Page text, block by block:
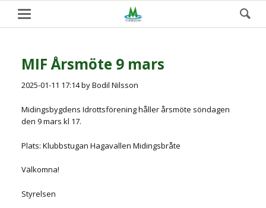
MIF Årsmöte 9 mars
2025-01-11 17:14by Bodil Nilsson
Midingsbygdens Idrottsförening håller årsmöte söndagen
den 9 mars kl 17.
Plats: Klubbstugan Hagavallen Midingsbråte
Välkomna!
Styrelsen